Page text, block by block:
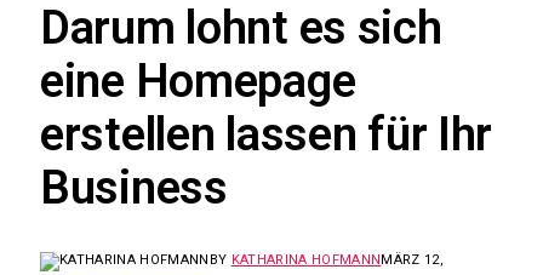
Darum lohnt es sich
eine Homepage
erstellen lassen für Ihr
Business
BY KATHARINA HOFMANNMÄRZ 12,